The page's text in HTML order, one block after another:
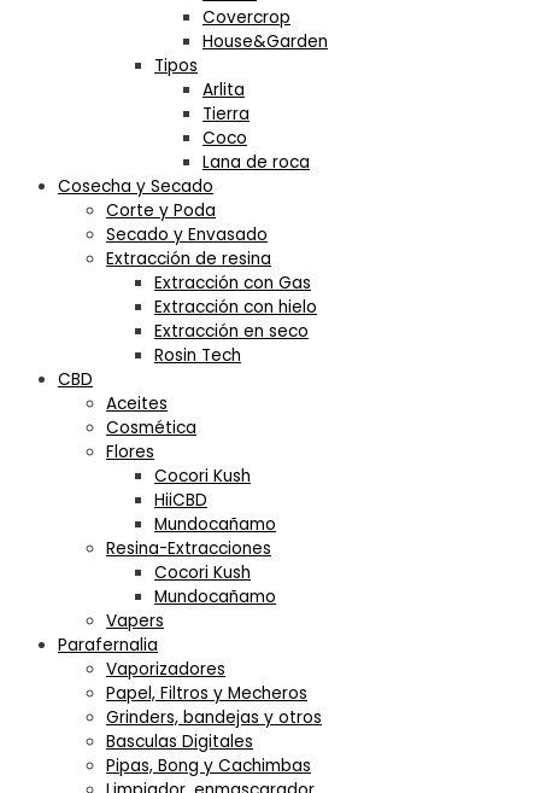
Covercrop
House&Garden
Tipos
Arlita
Tierra
Coco
Lana de roca
Cosecha y Secado
Corte y Poda
Secado y Envasado
Extracción de resina
Extracción con Gas
Extracción con hielo
Extracción en seco
Rosin Tech
CBD
Aceites
Cosmética
Flores
Cocori Kush
HiiCBD
Mundocañamo
Resina-Extracciones
Cocori Kush
Mundocañamo
Vapers
Parafernalia
Vaporizadores
Papel, Filtros y Mecheros
Grinders, bandejas y otros
Basculas Digitales
Pipas, Bong y Cachimbas